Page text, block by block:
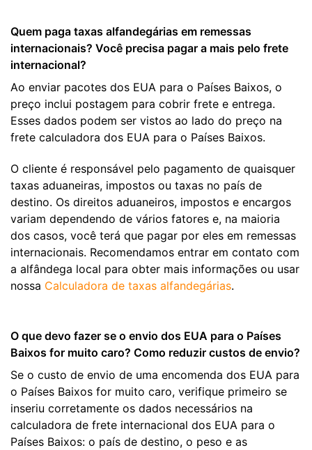
Quem paga taxas alfandegárias em remessas
internacionais? Você precisa pagar a mais pelo frete
internacional?
Ao enviar pacotes dos EUA para o Países Baixos, o
preço inclui postagem para cobrir frete e entrega.
Esses dados podem ser vistos ao lado do preço na
frete calculadora dos EUA para o Países Baixos.
O cliente é responsável pelo pagamento de quaisquer
taxas aduaneiras, impostos ou taxas no país de
destino. Os direitos aduaneiros, impostos e encargos
variam dependendo de vários fatores e, na maioria
dos casos, você terá que pagar por eles em remessas
internacionais. Recomendamos entrar em contato com
a alfândega local para obter mais informações ou usar
nossa Calculadora de taxas alfandegárias.
O que devo fazer se o envio dos EUA para o Países
Baixos for muito caro? Como reduzir custos de envio?
Se o custo de envio de uma encomenda dos EUA para
o Países Baixos for muito caro, verifique primeiro se
inseriu corretamente os dados necessários na
calculadora de frete internacional dos EUA para o
Países Baixos: o país de destino, o peso e as